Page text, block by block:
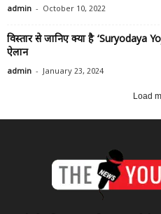
admin - October 10, 2022
विस्तार से जानिए क्या है ‘Suryodaya
ऐलान
admin - January 23, 2024
Load